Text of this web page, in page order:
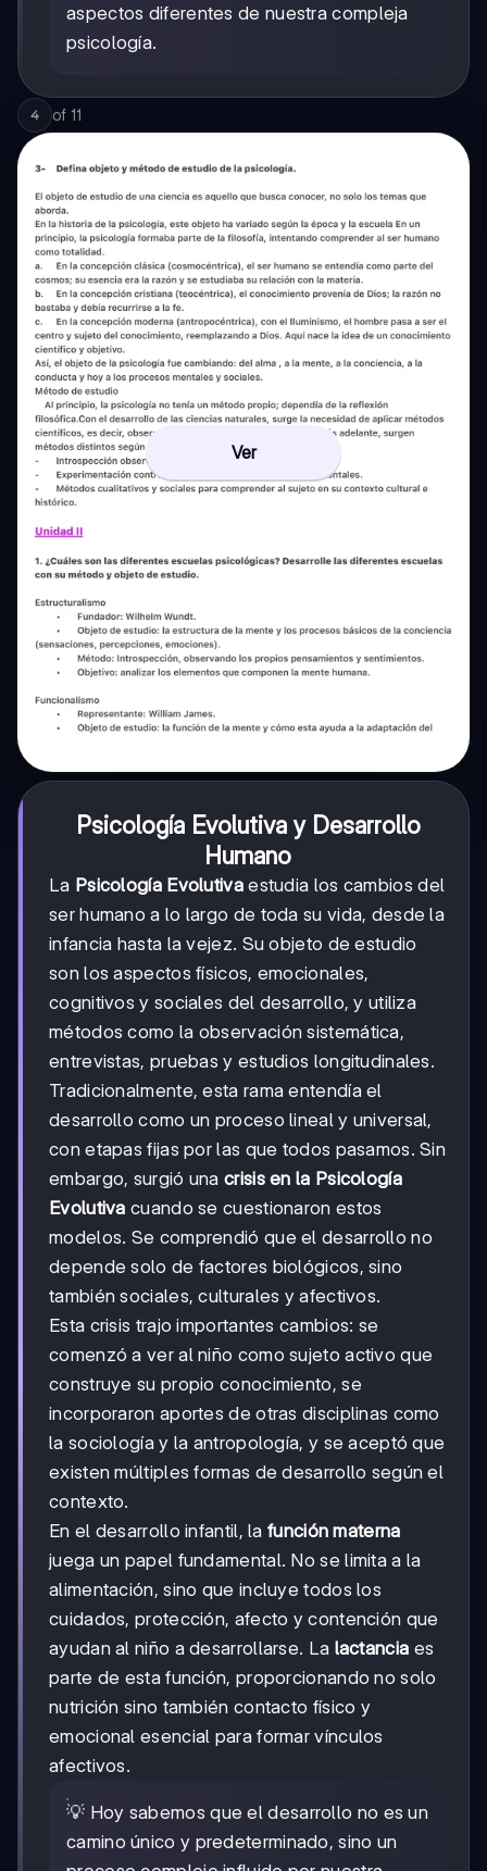
aspectos diferentes de nuestra compleja
psicología.
4 of 11
Ver
Psicología Evolutiva y Desarrollo
Humano
La Psicología Evolutivaestudia los cambios del
ser humano a lo largo de toda su vida, desde la
infancia hasta la vejez. Su objeto de estudio
son los aspectos físicos, emocionales,
cognitivos y sociales del desarrollo, y utiliza
métodos como la observación sistemática,
entrevistas, pruebas y estudios longitudinales.
Tradicionalmente, esta rama entendía el
desarrollo como un proceso lineal y universal,
con etapas fijas por las que todos pasamos. Sin
embargo, surgió unacrisis en la Psicología
Evolutiva cuando se cuestionaron estos
modelos. Se comprendió que el desarrollo no
depende solo de factores biológicos, sino
también sociales, culturales y afectivos.
Esta crisis trajo importantes cambios: se
comenzó a ver al niño como sujeto activo que
construye su propio conocimiento, se
incorporaron aportes de otras disciplinas como
la sociología y la antropología, y se aceptó que
existen múltiples formas de desarrollo según el
contexto.
En el desarrollo infantil, la función materna
juega un papel fundamental. No se limita a la
alimentación, sino que incluye todos los
cuidados, protección, afecto y contención que
ayudan al niño a desarrollarse. La lactancia es
parte de esta función, proporcionando no solo
nutrición sino también contacto físico y
emocional esencial para formar vínculos
afectivos.
💡 Hoy sabemos que el desarrollo no es un
camino único y predeterminado, sino un